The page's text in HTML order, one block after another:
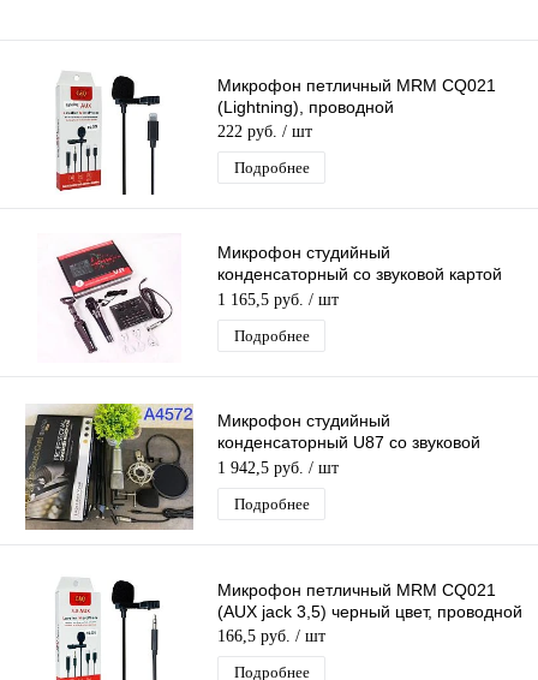
Микрофон петличный MRM CQ021
(Lightning), проводной
222 руб. / шт
Подробнее
Микрофон студийный
конденсаторный со звуковой картой
V8, настольной треногой,
комплектация MF51
1 165,5 руб. / шт
Подробнее
Микрофон студийный
конденсаторный U87 со звуковой
картой (MF57)
1 942,5 руб. / шт
Подробнее
Микрофон петличный MRM CQ021
(AUX jack 3,5) черный цвет, проводной
166,5 руб. / шт
Подробнее